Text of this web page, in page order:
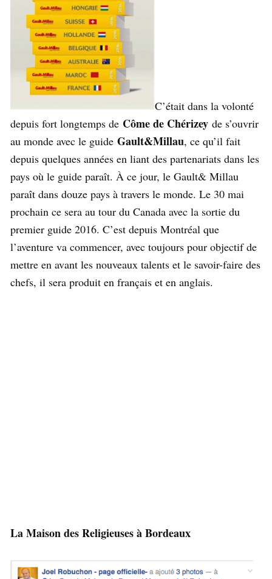
C’était dans la volonté
depuis fort longtemps de Côme de Chérizey de s’ouvrir
au monde avec le guide Gault&Millau, ce qu’il fait
depuis quelques années en liant des partenariats dans les
pays où le guide paraît. À ce jour, le Gault& Millau
paraît dans douze pays à travers le monde. Le 30 mai
prochain ce sera au tour du Canada avec la sortie du
premier guide 2016. C’est depuis Montréal que
l’aventure va commencer, avec toujours pour objectif de
mettre en avant les nouveaux talents et le savoir-faire des
chefs, il sera produit en français et en anglais.
La Maison des Religieuses à Bordeaux